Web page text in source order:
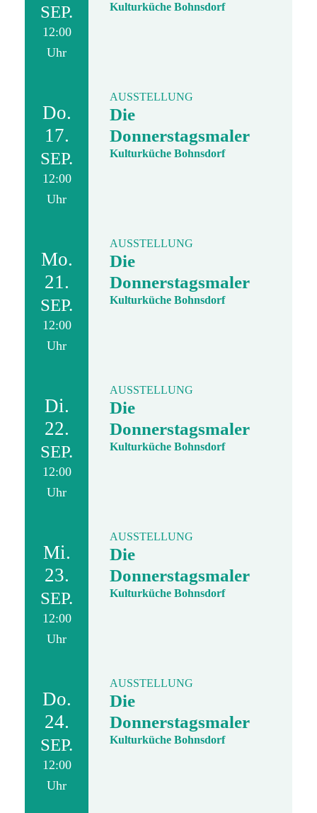
SEP.
12:00
Uhr
Kulturküche Bohnsdorf
Do.
17.
SEP.
12:00
Uhr
AUSSTELLUNG
Die
Donnerstagsmaler
Kulturküche Bohnsdorf
Mo.
21.
SEP.
12:00
Uhr
AUSSTELLUNG
Die
Donnerstagsmaler
Kulturküche Bohnsdorf
Di.
22.
SEP.
12:00
Uhr
AUSSTELLUNG
Die
Donnerstagsmaler
Kulturküche Bohnsdorf
Mi.
23.
SEP.
12:00
Uhr
AUSSTELLUNG
Die
Donnerstagsmaler
Kulturküche Bohnsdorf
Do.
24.
SEP.
12:00
Uhr
AUSSTELLUNG
Die
Donnerstagsmaler
Kulturküche Bohnsdorf